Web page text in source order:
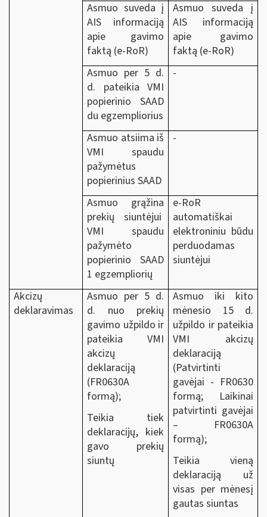
Asmuo suveda į
AIS informaciją
apie gavimo
faktą (e-RoR)
Asmuo suveda į
AIS informaciją
apie gavimo
faktą (e-RoR)
Asmuo per 5 d.
d. pateikia VMI
popierinio SAAD
du egzempliorius
-
Asmuo atsiima iš
VMI spaudu
pažymėtus
popierinius SAAD
-
Asmuo grąžina
prekių siuntėjui
VMI spaudu
pažymėto
popierinio SAAD
1 egzempliorių
e-RoR
automatiškai
elektroniniu būdu
perduodamas
siuntėjui
Akcizų
deklaravimas
Asmuo per 5 d.
d. nuo prekių
gavimo užpildo ir
pateikia VMI
akcizų
deklaraciją
(FR0630A
formą);
Teikia tiek
deklaracijų, kiek
gavo prekių
siuntų
Asmuo iki kito
mėnesio 15 d.
užpildo ir pateikia
VMI akcizų
deklaraciją
(Patvirtinti
gavėjai - FR0630
formą; Laikinai
patvirtinti gavėjai
– FR0630A
formą);
Teikia vieną
deklaraciją už
visas per mėnesį
gautas siuntas